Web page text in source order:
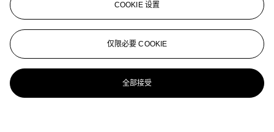
COOKIE 设置
仅限必要 COOKIE
全部接受